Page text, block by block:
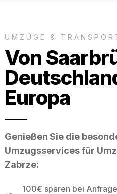
UMZÜGE &
Von
Europa
Genießen Sie die
Umzugsservices für
Zabrze:
100€ sparen bei